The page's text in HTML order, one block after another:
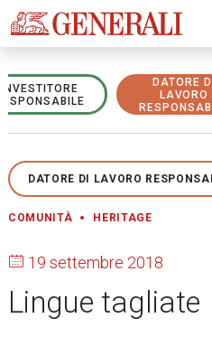
INVESTITORE
DATORE
LAVORO
DATORE DI LAVORO
COMUNITÀ HERITAGE
19 settembre 2018
Lingue tagliate